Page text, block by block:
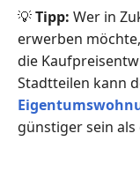
💡Tipp: Wer in
erwerben
die
Stadtteilen kann
günstiger sein als